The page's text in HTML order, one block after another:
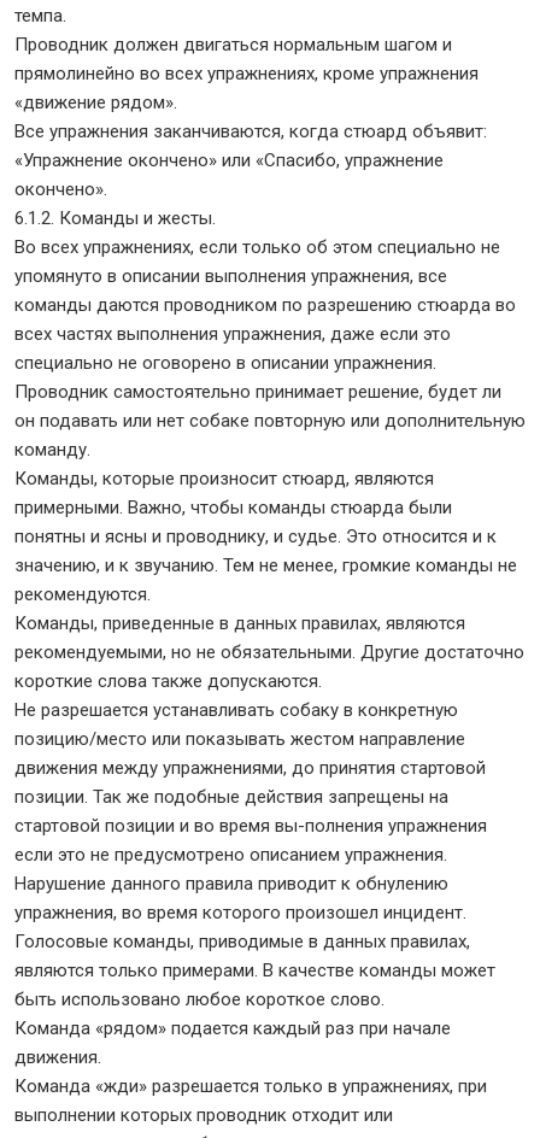
темпа.
Проводник должен двигаться нормальным шагом и
прямолинейно во всех упражнениях, кроме упражнения
«движение рядом».
Все упражнения заканчиваются, когда стюард объявит:
«Упражнение окончено» или «Спасибо, упражнение
окончено».
6.1.2. Команды и жесты.
Во всех упражнениях, если только об этом специально не
упомянуто в описании выполнения упражнения, все
команды даются проводником по разрешению стюарда во
всех частях выполнения упражнения, даже если это
специально не оговорено в описании упражнения.
Проводник самостоятельно принимает решение, будет ли
он подавать или нет собаке повторную или дополнительную
команду.
Команды, которые произносит стюард, являются
примерными. Важно, чтобы команды стюарда были
понятны и ясны и проводнику, и судье. Это относится и к
значению, и к звучанию. Тем не менее, громкие команды не
рекомендуются.
Команды, приведенные в данных правилах, являются
рекомендуемыми, но не обязательными. Другие достаточно
короткие слова также допускаются.
Не разрешается устанавливать собаку в конкретную
позицию/место или показывать жестом направление
движения между упражнениями, до принятия стартовой
позиции. Так же подобные действия запрещены на
стартовой позиции и во время вы-полнения упражнения
если это не предусмотрено описанием упражнения.
Нарушение данного правила приводит к обнулению
упражнения, во время которого произошел инцидент.
Голосовые команды, приводимые в данных правилах,
являются только примерами. В качестве команды может
быть использовано любое короткое слово.
Команда «рядом» подается каждый раз при начале
движения.
Команда «жди» разрешается только в упражнениях, при
выполнении которых проводник отходит или